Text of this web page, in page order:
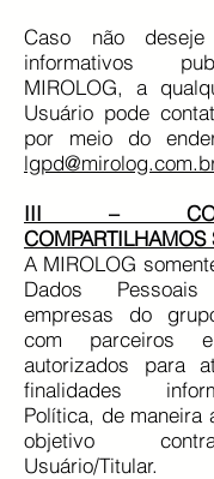
Caso não
informativos
MIROLOG, a
Usuário pode
por meio do
III –
COMPARTILHAMOS
A MIROLOG
Dados
empresas do
com parceiros e
autorizados para
finalidades
Política, de maneira
objetivo
Usuário/Titular.